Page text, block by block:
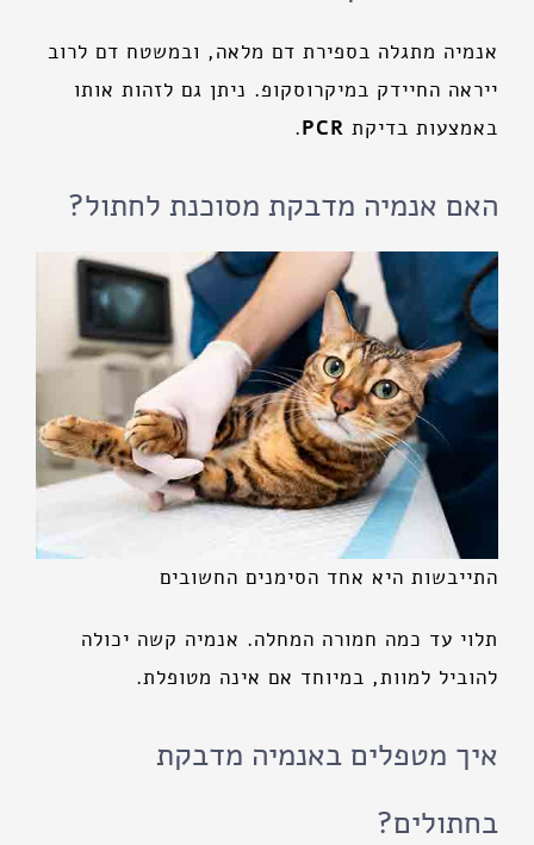
אנמיה מתגלה בספירת דם מלאה, ובמשטח דם לרוב
ייראה החיידק במיקרוסקופ. ניתן גם לזהות אותו
באמצעות בדיקת PCR
.
האם אנמיה מדבקת מסוכנת לחתול?
התייבשות היא אחד הסימנים החשובים
תלוי עד כמה חמורה המחלה. אנמיה קשה יכולה
להוביל למוות, במיוחד אם אינה מטופלת.
איך מטפלים באנמיה מדבקת
בחתולים?